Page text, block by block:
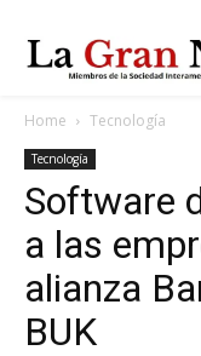
Home Tecnología
Tecnología
Software
a las
alianza
BUK